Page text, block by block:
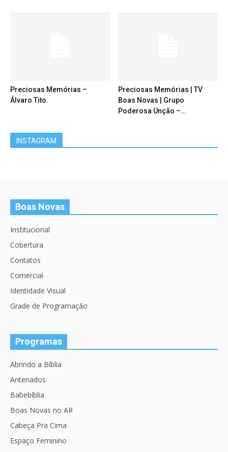
Preciosas Memórias –
Álvaro Tito.
Preciosas Memórias | TV
Boas Novas | Grupo
Poderosa Unção –...
INSTAGRAM
Boas Novas
Institucional
Cobertura
Contatos
Comercial
Identidade Visual
Grade de Programação
Programas
Abrindo a Bíblia
Antenados
Babebíblia
Boas Novas no AR
Cabeça Pra Cima
Espaço Feminino